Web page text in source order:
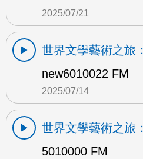
2025/07/21
世界文學藝術之旅
new6010022 FM
2025/07/14
世界文學藝術之旅
5010000 FM